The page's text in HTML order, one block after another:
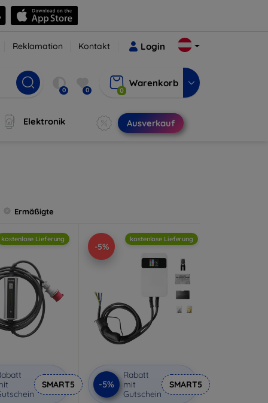
Reklamation Kontakt Login
0 0 0
Warenkorb
Elektronik Ausverkauf
Ermäßigte
kostenlose Lieferung
SMART5
-5%
kostenlose Lieferung
-5%
Rabatt
mit
Gutschein
SMART5